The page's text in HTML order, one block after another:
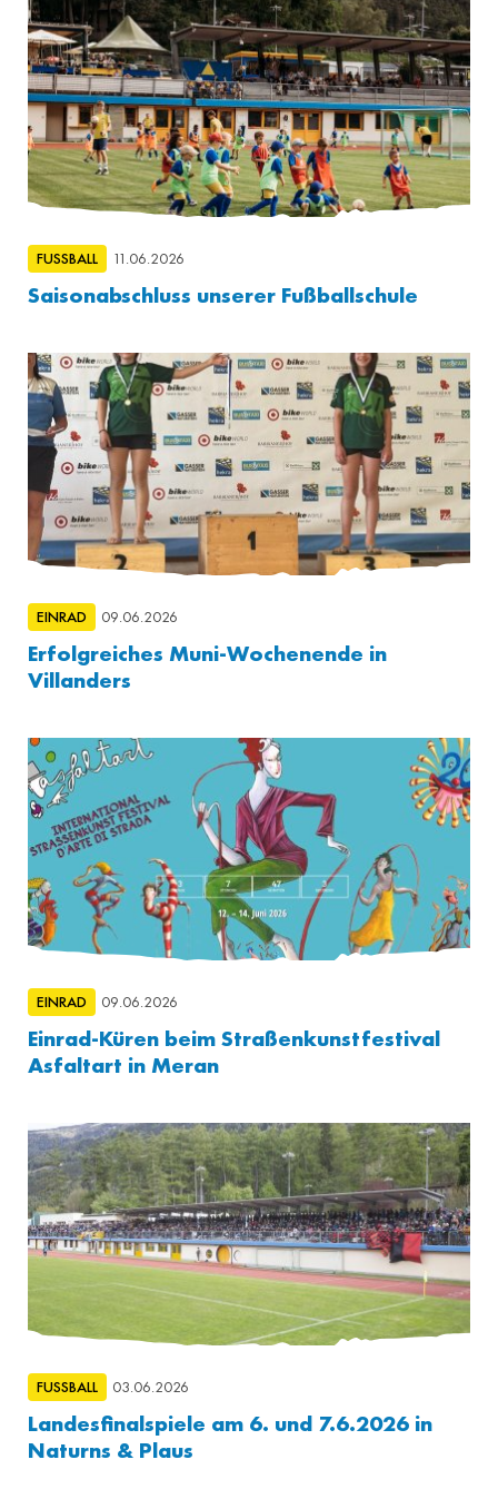
FUSSBALL 11.06.2026
Saisonabschluss unserer Fußballschule
EINRAD 09.06.2026
Erfolgreiches Muni-Wochenende in
Villanders
EINRAD 09.06.2026
Einrad-Küren beim Straßenkunstfestival
Asfaltart in Meran
FUSSBALL 03.06.2026
Landesfinalspiele am 6. und 7.6.2026 in
Naturns & Plaus